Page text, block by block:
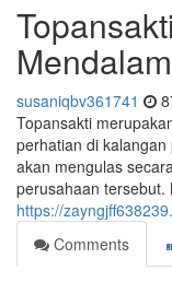
susaniqbv361741
Topansakti
perhatian di
akan mengulas
perusahaan tersebut.
https://
Comments